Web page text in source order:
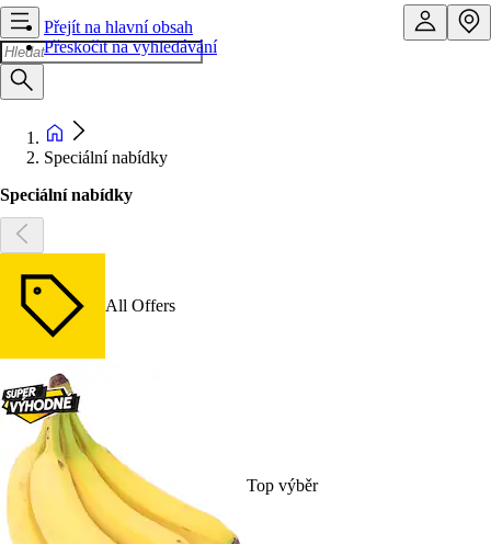
Přejít na hlavní obsah
Přeskočit na vyhledávání
Speciální nabídky
Speciální nabídky
All Offers
Top výběr